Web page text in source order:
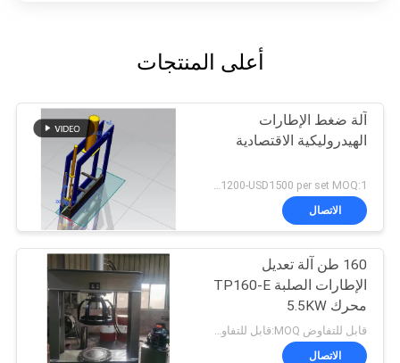
أعلى المنتجات
آلة ضغط الإطارات
الهيدروليكية الاقتصادية
USD1200-USD1500 per set MOQ:1 مجموعة
الاتصال
160 طن آلة تعديل
الإطارات الصلبة TP160-E
محرك 5.5KW
الاتصال